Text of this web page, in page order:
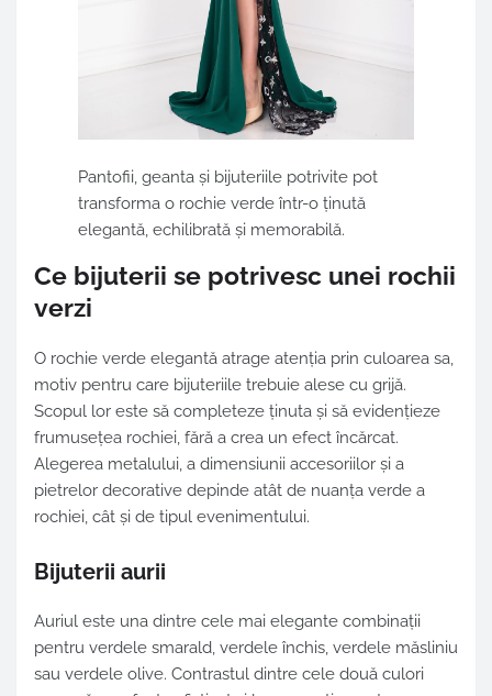
Pantofii, geanta și bijuteriile potrivite pot
transforma o rochie verde într-o ținută
elegantă, echilibrată și memorabilă.
Ce bijuterii se potrivesc unei rochii
verzi
O rochie verde elegantă atrage atenția prin culoarea sa,
motiv pentru care bijuteriile trebuie alese cu grijă.
Scopul lor este să completeze ținuta și să evidențieze
frumusețea rochiei, fără a crea un efect încărcat.
Alegerea metalului, a dimensiunii accesoriilor și a
pietrelor decorative depinde atât de nuanța verde a
rochiei, cât și de tipul evenimentului.
Bijuterii aurii
Auriul este una dintre cele mai elegante combinații
pentru verdele smarald, verdele închis, verdele măsliniu
sau verdele olive. Contrastul dintre cele două culori